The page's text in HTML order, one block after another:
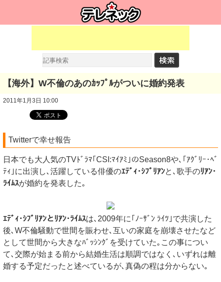
【海外】W不倫のあのｶｯﾌﾟﾙがついに婚約発表
2011年1月3日 10:00
Twitterで幸せ報告
日本でも大人気のTVﾄﾞﾗﾏ｢CSI:ﾏｲｱﾐ｣のSeason8や､｢ｱｸﾞﾘｰ･ﾍﾞ
ﾃｨ｣に出演し､活躍している俳優のｴﾃﾞｨ･ｼﾌﾞﾘｱﾝと､歌手のﾘｱﾝ･
ﾗｲﾑｽが婚約を発表した｡
ｴﾃﾞｨ･ｼﾌﾞﾘｱﾝとﾘｱﾝ･ﾗｲﾑｽは､2009年に｢ﾉｰｻﾞﾝ ﾗｲﾂ｣で共演した
後､W不倫騒動で世間を賑わせ､互いの家庭を崩壊させたなど
として世間から大きなﾊﾞｯｼﾝｸﾞを受けていた｡この事につい
て､交際が始まる前から結婚生活は順調ではなく､いずれは離
婚する予定だったと述べているが､真偽の程は分からない｡